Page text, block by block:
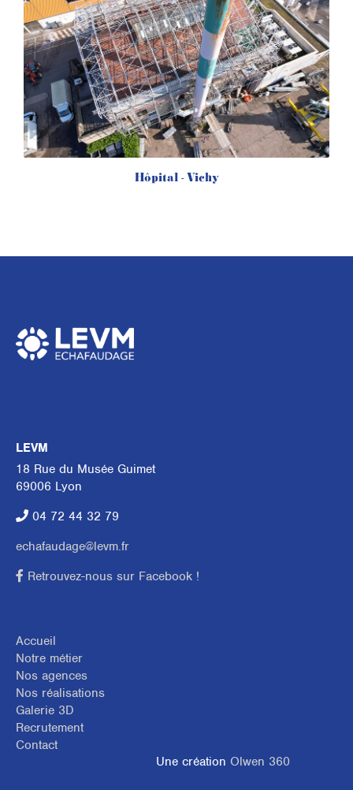
Hôpital - Vichy
Une création Olwen 360
LEVM
18 Rue du Musée Guimet
69006 Lyon
04 72 44 32 79
echafaudage@levm.fr
Retrouvez-nous sur Facebook !
Accueil
Notre métier
Nos agences
Nos réalisations
Galerie 3D
Recrutement
Contact